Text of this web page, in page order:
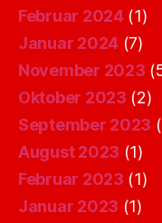
Februar 2024(1)
Januar 2024 (7)
November 2023
Oktober 2023 (2)
September 2023
August 2023 (1)
Februar 2023 (1)
Januar 2023 (1)